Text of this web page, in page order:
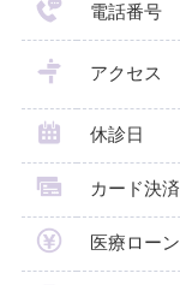
電話番号
アクセス
休診日
カード決済
医療ローン